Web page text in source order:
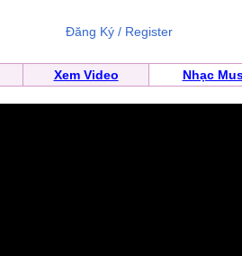
Đăng Ký / Register
Xem Video
Nhạc